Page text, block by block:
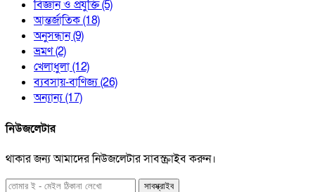
বিজ্ঞান ও প্রযুক্তি(5)
আন্তর্জাতিক(18)
অনুসন্ধান(9)
ভ্রমণ(2)
খেলাধুলা(12)
ব্যবসায়-বাণিজ্য(26)
অন্যান্য(17)
নিউজলেটার
থাকার জন্য আমাদের নিউজলেটার সাবস্ক্রাইব করুন।
সাবস্ক্রাইব